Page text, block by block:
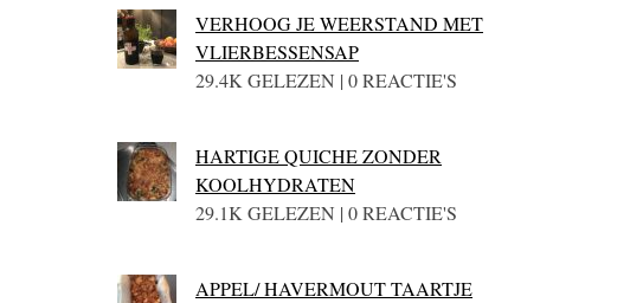
VERHOOG JE WEERSTAND MET
VLIERBESSENSAP
29.4K GELEZEN | 0 REACTIE'S
HARTIGE QUICHE ZONDER
KOOLHYDRATEN
29.1K GELEZEN | 0 REACTIE'S
APPEL/ HAVERMOUT TAARTJE